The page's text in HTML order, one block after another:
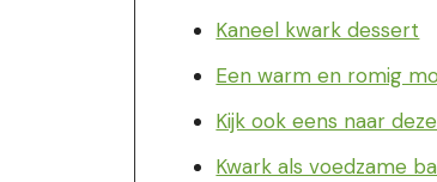
Kaneel kwark dessert
Een warm en romig
Kijk ook eens naar
Kwark als voedzame